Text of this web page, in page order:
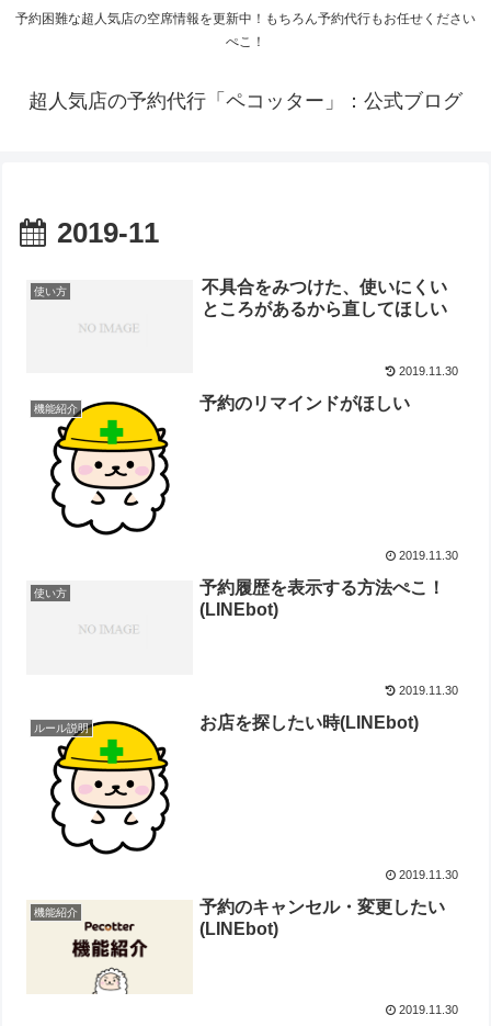
予約困難な超人気店の空席情報を更新中！もちろん予約代行もお任せください
ぺこ！
超人気店の予約代行「ペコッター」：公式ブログ
2019-11
使い方
不具合をみつけた、使いにくい
ところがあるから直してほしい
2019.11.30
機能紹介 予約のリマインドがほしい
2019.11.30
使い方
予約履歴を表示する方法ぺこ！
(LINEbot)
2019.11.30
ルール説明 お店を探したい時(LINEbot)
2019.11.30
機能紹介
予約のキャンセル・変更したい
(LINEbot)
2019.11.30